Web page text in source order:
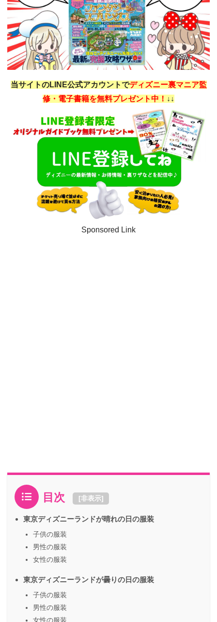
当サイトのLINE公式アカウントでディズニー裏マニア監
修・電子書籍を無料プレゼント中！ ↓↓
Sponsored Link
目次 [非表示]
東京ディズニーランドが晴れの日の服装
子供の服装
男性の服装
女性の服装
東京ディズニーランドが曇りの日の服装
子供の服装
男性の服装
女性の服装